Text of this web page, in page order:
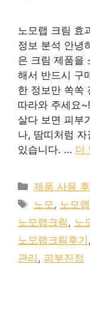
노모랩 크림 효
정보 분석 안녕
은 크림 제품을
해서 반드시 구
한 정보만 쏙쏙
따라와 주세요
살다 보면 피부
나, 땀띠처럼
있습니다. … 더
카
테
리
제품 사용
태
그
노모 , 노모랩
노모랩크림 , 노
노모랩크림후기 ,
관리 , 피부진정